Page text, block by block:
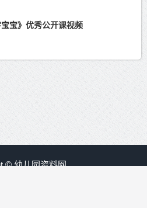
宝》优秀公开课视频
© 幼儿园资料网